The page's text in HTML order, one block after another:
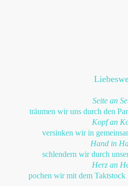
Seite an
träumen wir uns durch den
Kopf an
versinken wir in
Hand in
schlendern wir durch
Herz an
pochen wir mit dem